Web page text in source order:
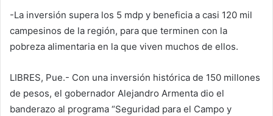
-La inversión supera los 5 mdp y beneficia a casi 120 mil
campesinos de la región, para que terminen con la
pobreza alimentaria en la que viven muchos de ellos.
LIBRES, Pue.- Con una inversión histórica de 150 millones
de pesos, el gobernador Alejandro Armenta dio el
banderazo al programa “Seguridad para el Campo y